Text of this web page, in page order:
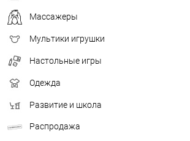
Массажеры
Мультики игрушки
Настольные игры
Одежда
Развитие и школа
Распродажа